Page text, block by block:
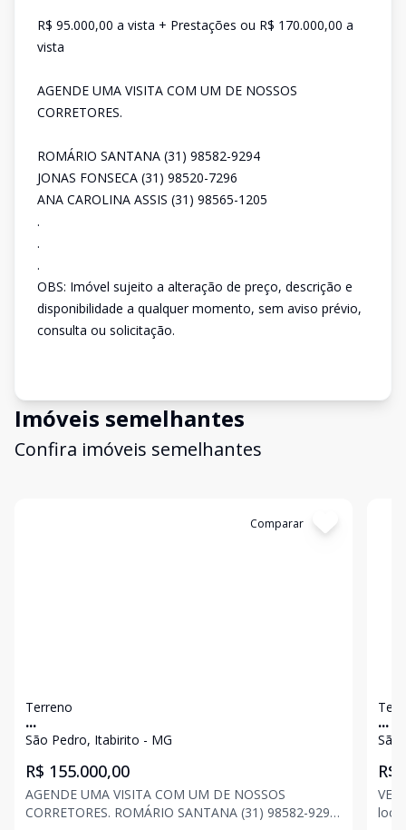
R$ 95.000,00 a vista + Prestações ou R$ 170.000,00 a
vista
AGENDE UMA VISITA COM UM DE NOSSOS
CORRETORES.
ROMÁRIO SANTANA (31) 98582-9294
JONAS FONSECA (31) 98520-7296
ANA CAROLINA ASSIS (31) 98565-1205
.
.
.
OBS: Imóvel sujeito a alteração de preço, descrição e
disponibilidade a qualquer momento, sem aviso prévio,
consulta ou solicitação.
Imóveis semelhantes
Confira imóveis semelhantes
Comparar
Terreno
...
São Pedro, Itabirito - MG
R$ 155.000,00
AGENDE UMA VISITA COM UM DE NOSSOS
CORRETORES. ROMÁRIO SANTANA (31) 98582-9294
...
São
R$